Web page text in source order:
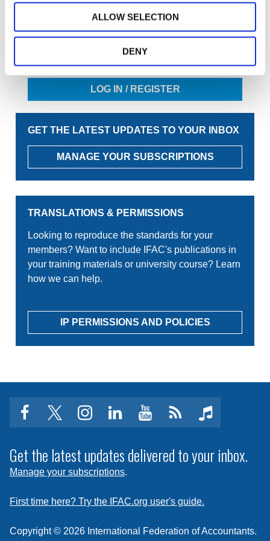
ALLOW SELECTION
DENY
Join the conversation! To comment on our
Gateway perspective articles, make sure to log in
LOG IN / REGISTER
GET THE LATEST UPDATES TO YOUR INBOX
MANAGE YOUR SUBSCRIPTIONS
TRANSLATIONS & PERMISSIONS
Looking to reproduce the standards for your
members? Want to include IFAC's publications in
your training materials or university course? Learn
how we can help.
IP PERMISSIONS AND POLICIES
facebooktwitterinstagram
linkedinyoutubeClick
subscribe
to
feed
music
Get the latest updates delivered to your inbox.
Manage your subscriptions.
First time here? Try the IFAC.org user's guide.
Copyright © 2026 International Federation of Accountants.